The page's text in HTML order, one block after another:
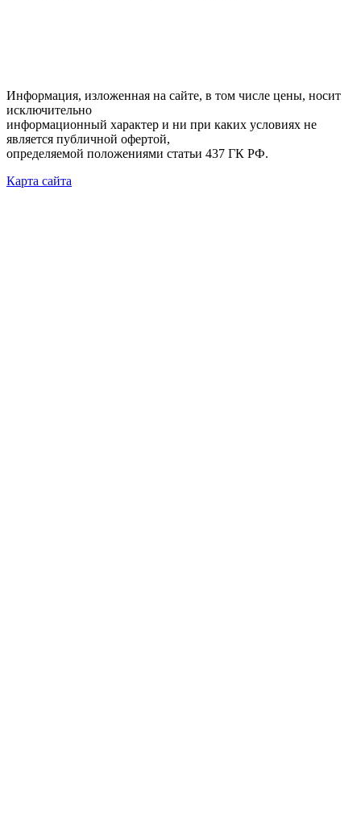
Информация, изложенная на сайте, в том числе цены, носит
исключительно
информационный характер и ни при каких условиях не
является публичной офертой,
определяемой положениями статьи 437 ГК РФ.
Карта сайта